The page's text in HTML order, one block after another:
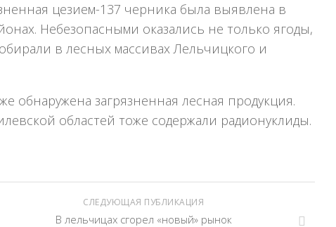
цезием-137 черника была выявлена в
Небезопасными оказались не только ягоды,
в лесных массивах Лельчицкого и
загрязненная лесная продукция.
областей тоже содержали радионуклиды.
СЛЕДУЮЩАЯ ПУБЛИКАЦИЯ
В лельчицах сгорел «новый» рынок